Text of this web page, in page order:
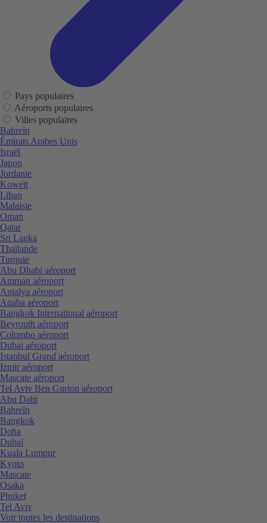
Pays populaires
Aéroports populaires
Villes populaires
Bahreïn
Émirats Arabes Unis
Israël
Japon
Jordanie
Koweït
Liban
Malaisie
Oman
Qatar
Sri Lanka
Thaïlande
Turquie
Abu Dhabi aéroport
Amman aéroport
Antalya aéroport
Aqaba aéroport
Bangkok International aéroport
Beyrouth aéroport
Colombo aéroport
Dubai aéroport
Istanbul Grand aéroport
Izmir aéroport
Mascate aéroport
Tel Aviv Ben Gurion aéroport
Abu Dabi
Bahreïn
Bangkok
Doha
Dubaï
Kuala Lumpur
Kyoto
Mascate
Osaka
Phuket
Tel Aviv
Voir toutes les destinations